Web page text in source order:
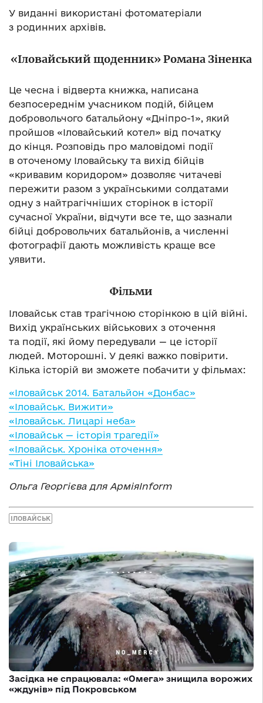
У виданні використані фотоматеріали
з родинних архівів.
«Іловайський щоденник» Романа Зіненка
Це чесна і відверта книжка, написана
безпосереднім учасником подій, бійцем
добровольчого батальйону «Дніпро-1», який
пройшов «Іловайський котел» від початку
до кінця. Розповідь про маловідомі події
в оточеному Іловайську та вихід бійців
«кривавим коридором» дозволяє читачеві
пережити разом з українськими солдатами
одну з найтрагічніших сторінок в історії
сучасної України, відчути все те, що зазнали
бійці добровольчих батальйонів, а численні
фотографії дають можливість краще все
уявити.
Фільми
Іловайськ став трагічною сторінкою в цій війні.
Вихід українських військових з оточення
та події, які йому передували — це історії
людей. Моторошні. У деякі важко повірити.
Кілька історій ви зможете побачити у фільмах:
«Іловайськ 2014. Батальйон «Донбас»
«Іловайськ. Вижити»
«Іловайськ. Лицарі неба»
«Іловайськ — історія трагедії»
«Іловайськ. Хроніка оточення»
«Тіні Іловайська»
Ольга Георгієва для АрміяInform
ІЛОВАЙСЬК
Засідка не спрацювала: «Омега» знищила ворожих
«ждунів» під Покровськом